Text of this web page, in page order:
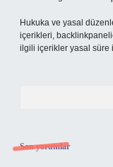
Hukuka ve yasal
içerikleri,
ilgili içerikler yasal süre
Son yorumlar